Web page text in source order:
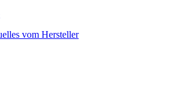
vom Hersteller